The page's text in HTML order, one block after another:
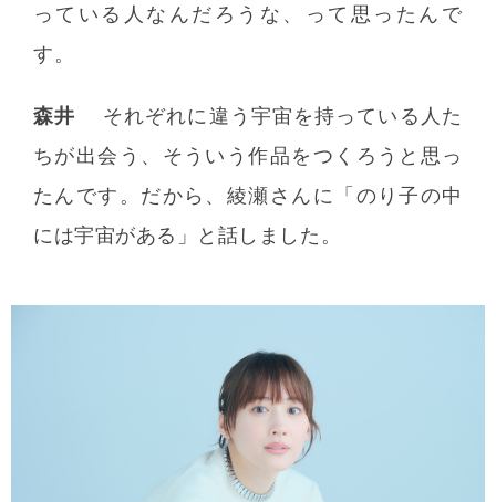
っている人なんだろうな、って思ったんで
す。
森井
それぞれに違う宇宙を持っている人た
ちが出会う、そういう作品をつくろうと思っ
たんです。だから、綾瀬さんに「のり子の中
には宇宙がある」と話しました。